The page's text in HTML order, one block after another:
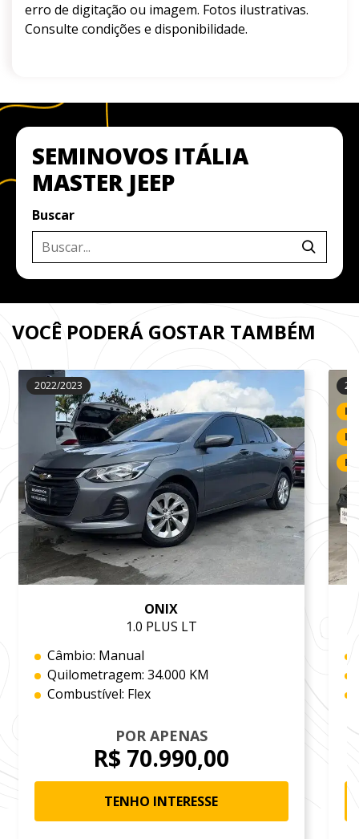
erro de digitação ou imagem. Fotos ilustrativas.
Consulte condições e disponibilidade.
SEMINOVOS ITÁLIA
MASTER JEEP
Buscar
VOCÊ PODERÁ GOSTAR TAMBÉM
2022/2023
ONIX
1.0 PLUS LT
Câmbio: Manual
Quilometragem: 34.000 KM
Combustível: Flex
POR APENAS
R$ 70.990,00
TENHO INTERESSE